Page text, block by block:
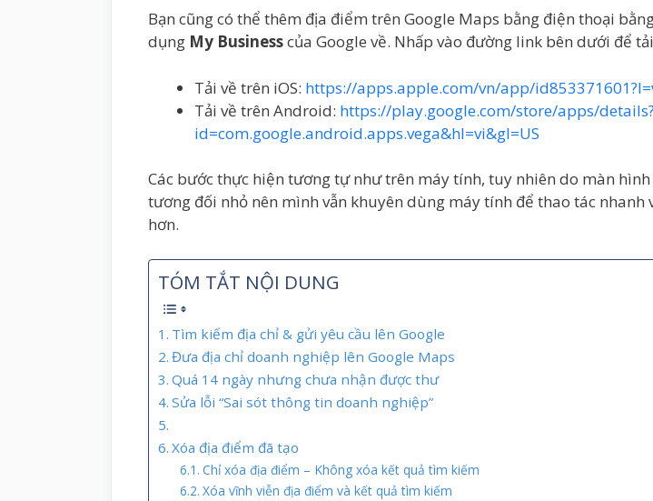
Bạn cũng có thể thêm địa điểm trên Google Maps bằng điện thoại
dụng My Businesscủa Google về. Nhấp vào đường link bên dưới để
Tải về trên iOS: https://apps.apple.com/vn/app/
Tải về trên Android: https://play.google.com/store/apps/details?
id=com.google.android.apps.vega&hl=vi&gl=US
Các bước thực hiện tương tự như trên máy tính, tuy nhiên do màn
tương đối nhỏ nên mình vẫn khuyên dùng máy tính để thao tác nhanh
hơn.
TÓM TẮT NỘI DUNG
Tìm kiếm địa chỉ & gửi yêu cầu lên Google
Đưa địa chỉ doanh nghiệp lên Google Maps
Quá 14 ngày nhưng chưa nhận được thư
Sửa lỗi “Sai sót thông tin doanh nghiệp”
Xóa địa điểm đã tạo
Chỉ xóa địa điểm – Không xóa kết quả tìm kiếm
Xóa vĩnh viễn địa điểm và kết quả tìm kiếm